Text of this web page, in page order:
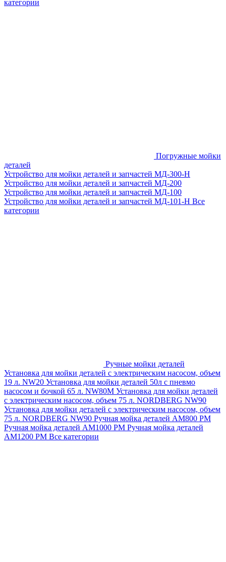
категории
Погружные мойки
деталей
Устройство для мойки деталей и запчастей МД-300-H
Устройство для мойки деталей и запчастей МД-200
Устройство для мойки деталей и запчастей МД-100
Устройство для мойки деталей и запчастей МД-101-Н Все
категории
Ручные мойки деталей
Установка для мойки деталей с электрическим насосом, объем
19 л. NW20 Установка для мойки деталей 50л с пневмо
насосом и бочкой 65 л. NW80M Установка для мойки деталей
с электрическим насосом, объем 75 л. NORDBERG NW90
Установка для мойки деталей с электрическим насосом, объем
75 л. NORDBERG NW90 Ручная мойка деталей АМ800 РМ
Ручная мойка деталей АМ1000 РМ Ручная мойка деталей
АМ1200 РМ Все категории